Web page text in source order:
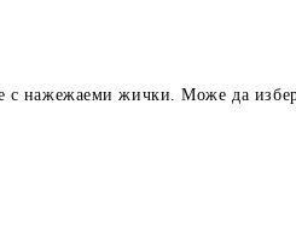
с нажежаеми жички. Може да